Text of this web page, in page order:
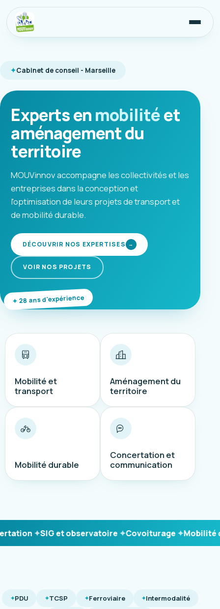
Cabinet de conseil - Marseille
Experts enmobilitéet
aménagement du
territoire
MOUVinnov accompagne les collectivités et les
entreprises dans la conception et
l'optimisation de leurs projets de transport et
de mobilité durable.
DÉCOUVRIR NOS EXPERTISES →
VOIR NOS PROJETS
28 ans d'expérience
Mobilité et
transport
Aménagement du
territoire
Mobilité durable
Concertation et
communication
SIG et observatoire Covoiturage Mobilité
PDU TCSP Ferroviaire
Intermodalité